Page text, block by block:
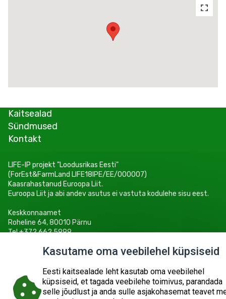
Kaitsealad
Sündmused
Kontakt
© 2026 KESKKONNAAMET SISUKAART ESITA PÄRING
LIFE-IP projekt "Loodusrikas Eesti"
(ForEst&FarmLand LIFE18IPE/EE/000007)
Kaasrahastanud Euroopa Liit.
Euroopa Liit ja abi andev asutus ei vastuta kodulehe sisu eest.
Keskkonnaamet
Roheline 64, 80010 Pärnu
Tel +372 662 5999
Kasutame oma veebilehel küpsiseid
Eesti kaitsealade leht kasutab oma veebilehel
küpsiseid, et tagada veebilehe toimivus, parandada
selle jõudlust ja anda sulle asjakohasemat teavet